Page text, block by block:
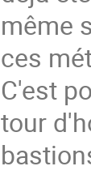
même
ces
C'est
tour